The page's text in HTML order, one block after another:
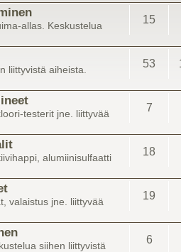
allas. Keskustelua
15
liittyvistä aiheista. 53
testerit jne. liittyvää
7
alumiinisulfaatti
18
valaistus jne. liittyvää
19
siihen liittyvistä
6